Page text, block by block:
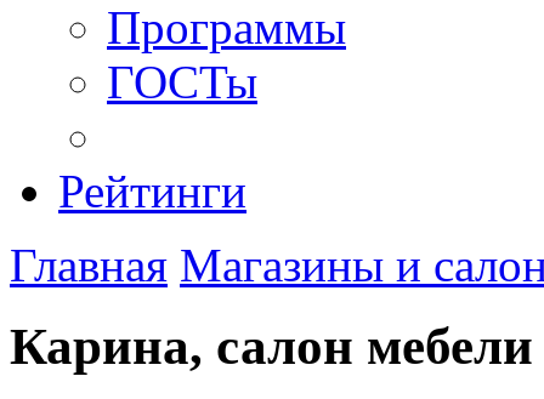
Программы
ГОСТы
Рейтинги
Главная Магазины и
Карина, салон мебели